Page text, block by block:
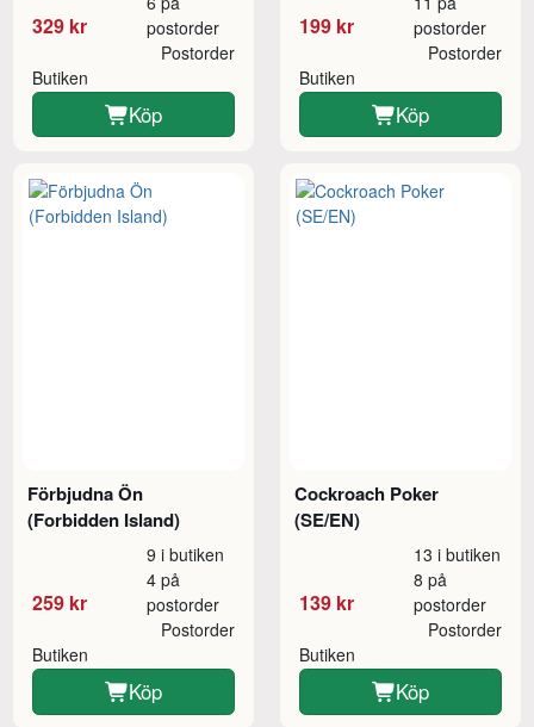
329 kr
postorder
Butiken
Postorder
Köp
199 kr
postorder
Butiken
Postorder
Köp
Förbjudna Ön
(Forbidden Island)
259 kr
9 i butiken
4 på
postorder
Butiken
Postorder
Köp
Cockroach Poker
(SE/EN)
139 kr
13 i butiken
8 på
postorder
Butiken
Postorder
Köp